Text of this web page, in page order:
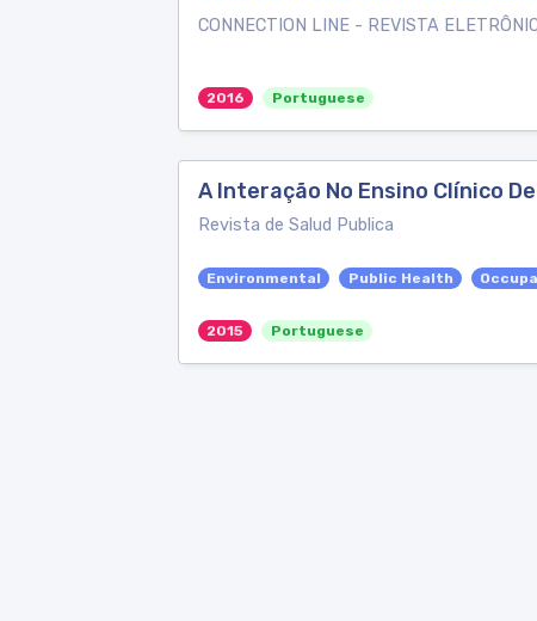
CONNECTION LINE - REVISTA
2016 Portuguese
A Interação No Ensino Clínico
Revista de Salud Publica
Environmental Public Health
2015 Portuguese